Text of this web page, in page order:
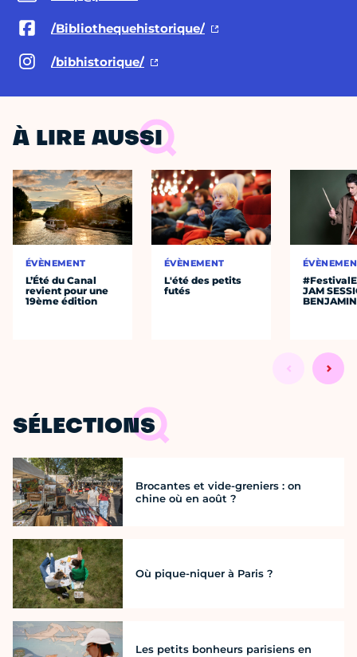
/Bibliothequehistorique/
/bibhistorique/
À LIRE AUSSI
ÉVÈNEMENT
L’Été du Canal
revient pour une
19ème édition
ÉVÈNEMENT
L'été des petits
futés
JAM
SÉLECTIONS
Brocantes et vide-greniers : on
chine où en août ?
Où pique-niquer à Paris ?
Les petits bonheurs parisiens en